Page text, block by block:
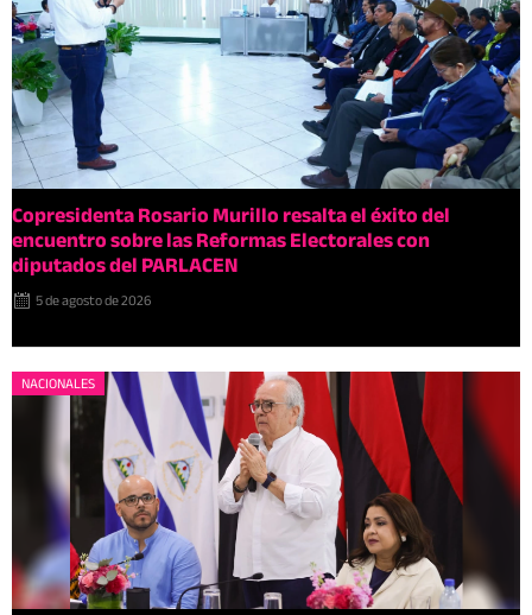
Copresidenta Rosario Murillo resalta el éxito del
encuentro sobre las Reformas Electorales con
diputados del PARLACEN
5 de agosto de 2026
NACIONALES